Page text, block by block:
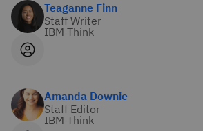
Teaganne Finn
Staff Writer
IBM Think
Amanda Downie
Staff Editor
IBM Think